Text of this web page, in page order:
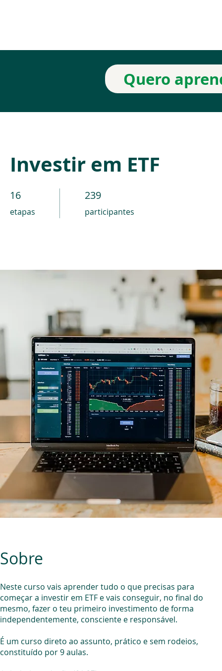
Quero
Investir em ETF
16
etapas
16 etapas 239
participantes
239 participantes
Sobre
Neste curso vais aprender tudo o que precisas para
começar a investir em ETF e vais conseguir, no final do
mesmo, fazer o teu primeiro investimento de forma
independentemente, consciente e responsável.
É um curso direto ao assunto, prático e sem rodeios,
constituído por 9 aulas.